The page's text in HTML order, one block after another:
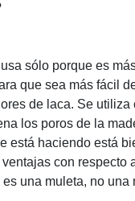
sólo porque es
que sea más fácil
de laca. Se utiliza
los poros de la
está haciendo está
con respecto
una muleta, no una